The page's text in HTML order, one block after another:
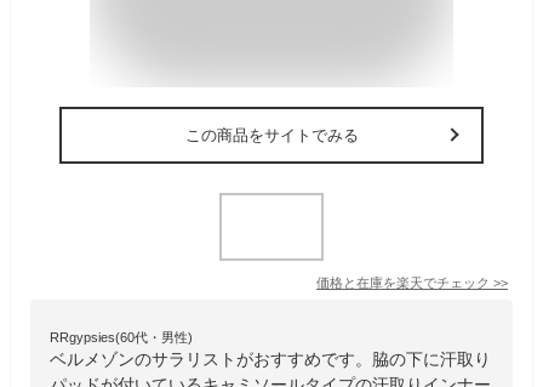
この商品をサイトでみる
価格と在庫を楽天でチェック >>
RRgypsies(60代・男性)
ベルメゾンのサラリストがおすすめです。脇の下に汗取り